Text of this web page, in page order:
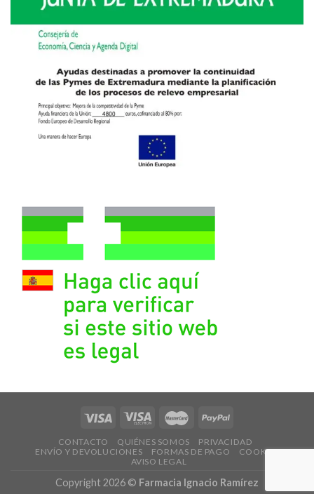
CONTACTO QUIÉNES SOMOS
PRIVACIDAD
ENVÍO Y DEVOLUCIONES
FORMAS DE PAGO
COOKIES
AVISO LEGAL
Copyright 2026 © Farmacia Ignacio Ramírez